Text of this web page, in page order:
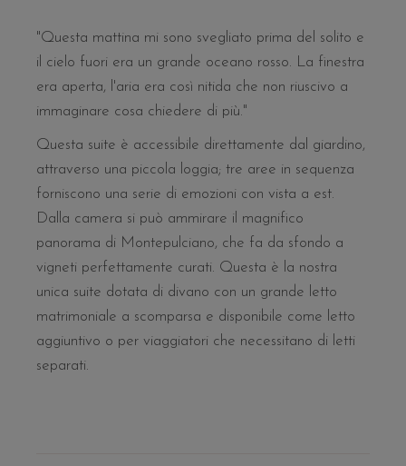
"Questa mattina mi sono svegliato prima del solito e
il cielo fuori era un grande oceano rosso. La finestra
era aperta, l'aria era così nitida che non riuscivo a
immaginare cosa chiedere di più."
Questa suite è accessibile direttamente dal giardino,
attraverso una piccola loggia; tre aree in sequenza
forniscono una serie di emozioni con vista a est.
Dalla camera si può ammirare il magnifico
panorama di Montepulciano, che fa da sfondo a
vigneti perfettamente curati. Questa è la nostra
unica suite dotata di divano con un grande letto
matrimoniale a scomparsa e disponibile come letto
aggiuntivo o per viaggiatori che necessitano di letti
separati.